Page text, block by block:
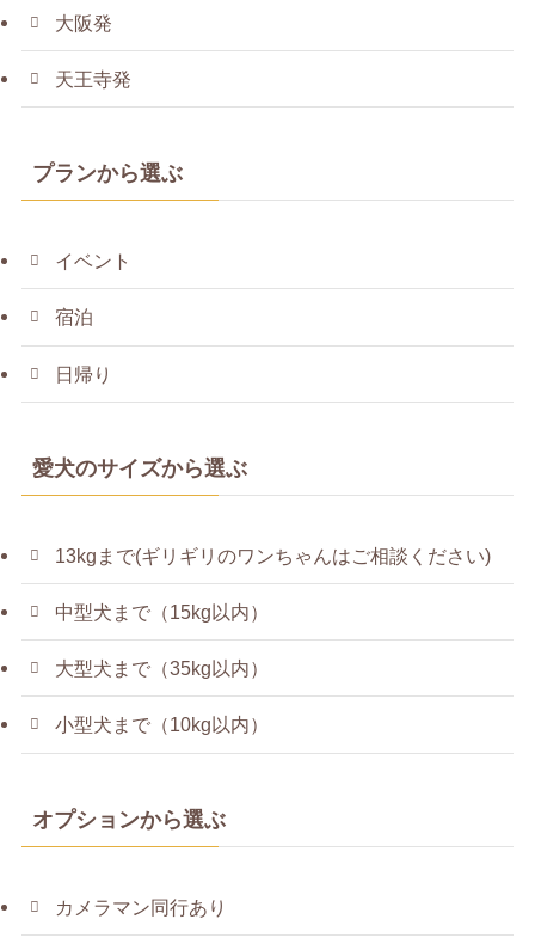
大阪発
天王寺発
プランから選ぶ
イベント
宿泊
日帰り
愛犬のサイズから選ぶ
13kgまで(ギリギリのワンちゃんはご相談ください)
中型犬まで（15kg以内）
大型犬まで（35kg以内）
小型犬まで（10kg以内）
オプションから選ぶ
カメラマン同行あり